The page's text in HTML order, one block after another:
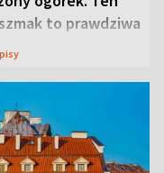
to prawdziwa